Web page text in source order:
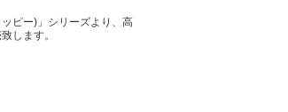
ピー)」シリーズより、高
します。